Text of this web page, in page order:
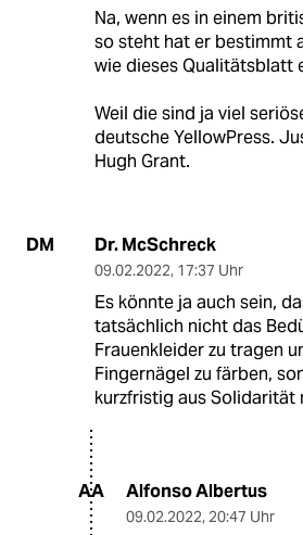
Na, wenn es in einem
so steht hat er bestimmt
wie dieses Qualitätsblatt
Weil die sind ja viel
deutsche YellowPress.
Hugh Grant.
DM Dr. McSchreck
09.02.2022, 17:37 Uhr
Es könnte ja auch sein,
tatsächlich nicht das
Frauenkleider zu tragen
Fingernägel zu färben,
kurzfristig aus Solidarität
AA Alfonso Albertus
09.02.2022, 20:47 Uhr